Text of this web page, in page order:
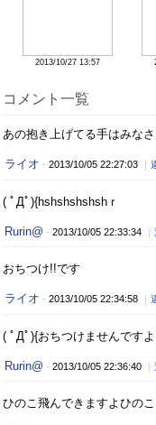
2013/10/27 13:57
コメント一覧
あの抱き上げてる手はみな
ライオ - 2013/10/05 22:27:03 ｜
( ﾟДﾟ){hshshshshshｒ
Rurin@ - 2013/10/05 22:33:34 ｜
おちつけ!!です
ライオ - 2013/10/05 22:34:58 ｜
( ﾟДﾟ){おちつけませんです
Rurin@ - 2013/10/05 22:36:40 ｜
ひのこ飛んできますよひのこ